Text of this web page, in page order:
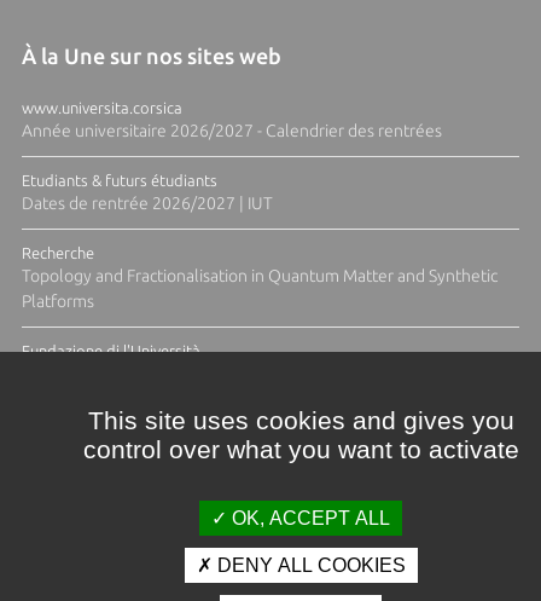
À la Une sur nos sites web
www.universita.corsica
Année universitaire 2026/2027 - Calendrier des rentrées
Etudiants & futurs étudiants
Dates de rentrée 2026/2027 | IUT
Recherche
Topology and Fractionalisation in Quantum Matter and Synthetic
Platforms
Fundazione di l'Università
Crédits et mentions légales
This site uses cookies and gives you
control over what you want to activate
OK, ACCEPT ALL
DENY ALL COOKIES